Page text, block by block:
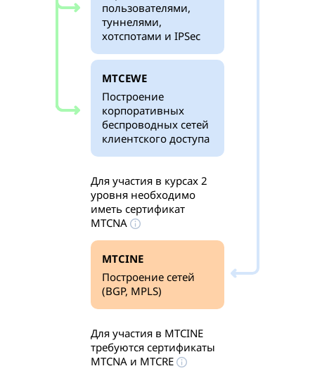
пользователями,
туннелями,
хотспотами и IPSec
MTCEWE
Построение
корпоративных
беспроводных сетей
клиентского доступа
Для участия в курсах 2
уровня необходимо
иметь сертификат
MTCNA
MTCINE
Построение сетей
(BGP, MPLS)
Для участия в MTCINE
требуются сертификаты
MTCNA и MTCRE